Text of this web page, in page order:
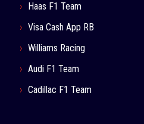
Haas F1 Team
Visa Cash App RB
Williams Racing
Audi F1 Team
Cadillac F1 Team